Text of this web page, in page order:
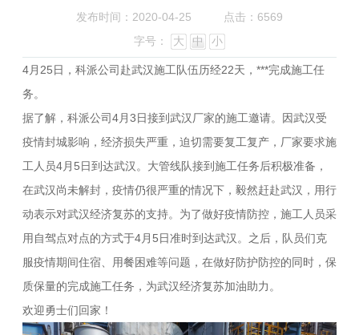
发布时间：2020-04-25
点击：6569
字号：
大 中 小
4月25日，科派公司赴武汉施工队伍历经22天，***完成施工任
务。
据了解，科派公司4月3日接到武汉厂家的施工邀请。因武汉受
疫情封城影响，经济损失严重，迫切需要复工复产，厂家要求施
工人员4月5日到达武汉。大管线队接到施工任务后积极准备，
在武汉尚未解封，疫情仍很严重的情况下，毅然赶赴武汉，用行
动表示对武汉经济复苏的支持。为了做好疫情防控，施工人员采
用自驾点对点的方式于4月5日准时到达武汉。之后，队员们克
服疫情期间住宿、用餐困难等问题，在做好防护防控的同时，保
质保量的完成施工任务，为武汉经济复苏加油助力。
欢迎勇士们回家！